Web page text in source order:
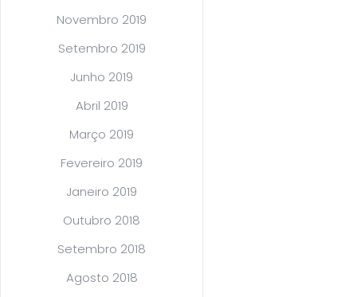
Novembro 2019
Setembro 2019
Junho 2019
Abril 2019
Março 2019
Fevereiro 2019
Janeiro 2019
Outubro 2018
Setembro 2018
Agosto 2018